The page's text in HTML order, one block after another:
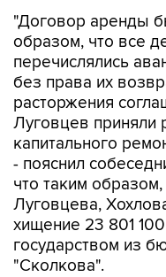
"Договор аренды
образом, что все
перечислялись
без права их
расторжения
Луговцев приняли
капитального
- пояснил
что таким
Луговцева,
хищение 23 801
государством из
"Сколкова".